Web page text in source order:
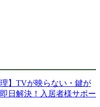
】TVが映らない・鍵が
日解決！入居者様サポー